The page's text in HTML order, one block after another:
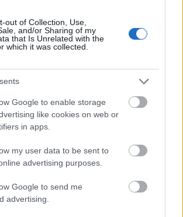
out of Collection, Use,
and/or Sharing of my
that Is Unrelated with the
which it was collected.
Google to enable storage
like cookies on web or
in apps.
my user data to be sent to
advertising purposes.
Google to send me
advertising.
jobbra fordul az élete a
csillagjegyeknek a Tarot